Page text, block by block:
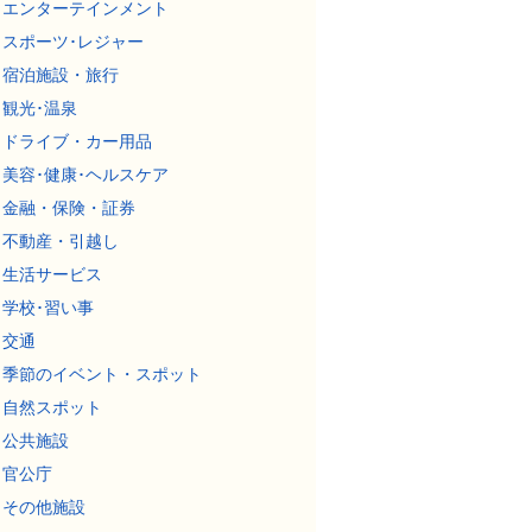
エンターテインメント
スポーツ･レジャー
宿泊施設・旅行
観光･温泉
ドライブ・カー用品
美容･健康･ヘルスケア
金融・保険・証券
不動産・引越し
生活サービス
学校･習い事
交通
季節のイベント・スポット
自然スポット
公共施設
官公庁
その他施設